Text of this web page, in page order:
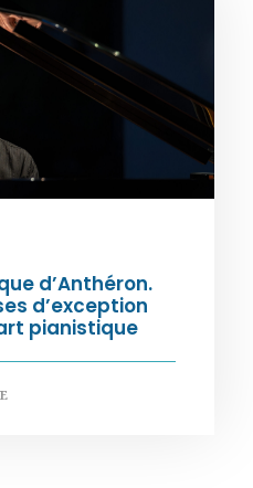
d’Anthéron.
d’exception
pianistique